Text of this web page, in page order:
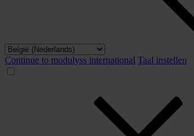
Continue to modulyss international Taal instellen